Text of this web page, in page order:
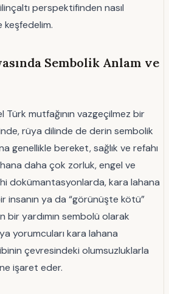
perspektifinden nasıl
Sembolik Anlam ve
Türk mutfağının vazgeçilmez bir
rüya dilinde de derin sembolik
genellikle bereket, sağlık ve refahı
daha çok zorluk, engel ve
dokümantasyonlarda, kara lahana
insanın ya da “görünüşte kötü”
bir yardımın sembolü olarak
yorumcuları kara lahana
çevresindeki olumsuzluklarla
işaret eder.